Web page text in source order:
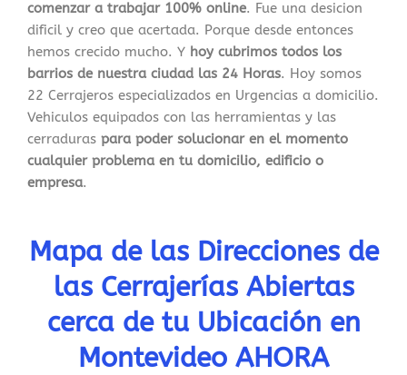
comenzar a trabajar 100% online. Fue una desicion
dificil y creo que acertada. Porque desde entonces
hemos crecido mucho. Y hoy cubrimos todos los
barrios de nuestra ciudad las 24 Horas. Hoy somos
22 Cerrajeros especializados en Urgencias a domicilio.
Vehiculos equipados con las herramientas y las
cerraduras para poder solucionar en el momento
cualquier problema en tu domicilio, edificio o
empresa.
Mapa de las Direcciones de
las Cerrajerías Abiertas
cerca de tu Ubicación en
Montevideo AHORA